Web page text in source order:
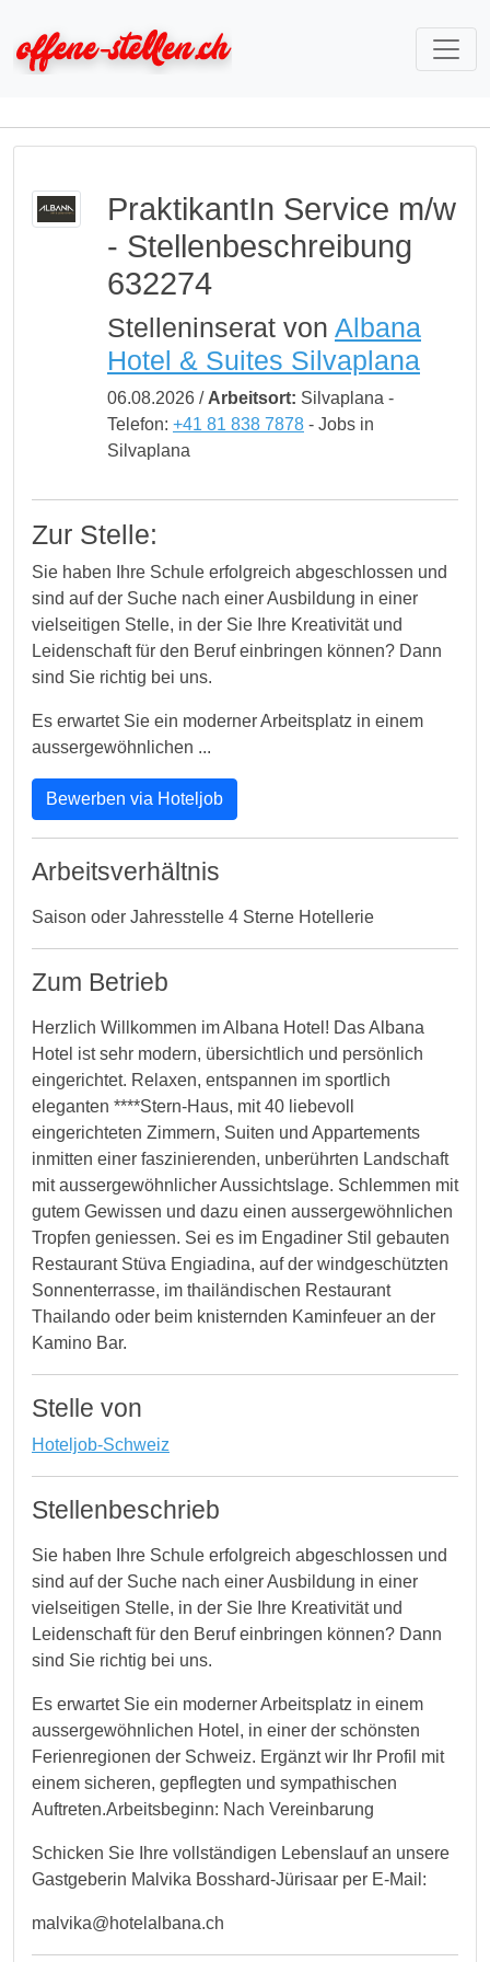
PraktikantIn Service m/w
- Stellenbeschreibung
632274
Stelleninserat von Albana
Hotel & Suites Silvaplana
06.08.2026 / Arbeitsort: Silvaplana -
Telefon: +41 81 838 7878- Jobs in
Silvaplana
Zur Stelle:
Sie haben Ihre Schule erfolgreich abgeschlossen und
sind auf der Suche nach einer Ausbildung in einer
vielseitigen Stelle, in der Sie Ihre Kreativität und
Leidenschaft für den Beruf einbringen können? Dann
sind Sie richtig bei uns.
Es erwartet Sie ein moderner Arbeitsplatz in einem
aussergewöhnlichen ...
Bewerben via Hoteljob
Arbeitsverhältnis
Saison oder Jahresstelle 4 Sterne Hotellerie
Zum Betrieb
Herzlich Willkommen im Albana Hotel! Das Albana
Hotel ist sehr modern, übersichtlich und persönlich
eingerichtet. Relaxen, entspannen im sportlich
eleganten ****Stern-Haus, mit 40 liebevoll
eingerichteten Zimmern, Suiten und Appartements
inmitten einer faszinierenden, unberührten Landschaft
mit aussergewöhnlicher Aussichtslage. Schlemmen mit
gutem Gewissen und dazu einen aussergewöhnlichen
Tropfen geniessen. Sei es im Engadiner Stil gebauten
Restaurant Stüva Engiadina, auf der windgeschützten
Sonnenterrasse, im thailändischen Restaurant
Thailando oder beim knisternden Kaminfeuer an der
Kamino Bar.
Stelle von
Hoteljob-Schweiz
Stellenbeschrieb
Sie haben Ihre Schule erfolgreich abgeschlossen und
sind auf der Suche nach einer Ausbildung in einer
vielseitigen Stelle, in der Sie Ihre Kreativität und
Leidenschaft für den Beruf einbringen können? Dann
sind Sie richtig bei uns.
Es erwartet Sie ein moderner Arbeitsplatz in einem
aussergewöhnlichen Hotel, in einer der schönsten
Ferienregionen der Schweiz. Ergänzt wir Ihr Profil mit
einem sicheren, gepflegten und sympathischen
Auftreten.Arbeitsbeginn: Nach Vereinbarung
Schicken Sie Ihre vollständigen Lebenslauf an unsere
Gastgeberin Malvika Bosshard-Jürisaar per E-Mail:
malvika@hotelalbana.ch